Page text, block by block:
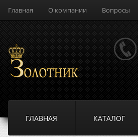
Главная О компании Вопросы
ГЛАВНАЯ КАТАЛОГ